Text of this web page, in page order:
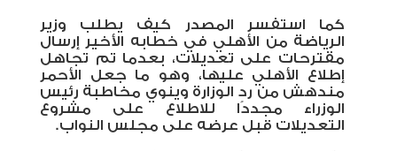
كما استفسر المصدر كيف يطلب وزير
الرياضة من الأهلي في خطابه الأخير إرسال
مقترحات على تعديلات، بعدما تم تجاهل
إطلاع الأهلي عليها، وهو ما جعل الأحمر
مندهش من رد الوزارة وينوي مخاطبة رئيس
الوزراء مجددًا للاطلاع على مشروع
التعديلات قبل عرضه على مجلس النواب.